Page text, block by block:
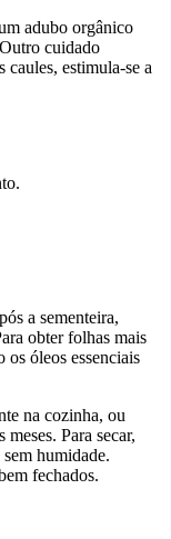
adubo orgânico
cuidado
caules, estimula-se a
a sementeira,
obter folhas mais
os óleos essenciais
na cozinha, ou
Para secar,
humidade.
fechados.